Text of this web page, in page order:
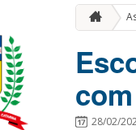
28/02/